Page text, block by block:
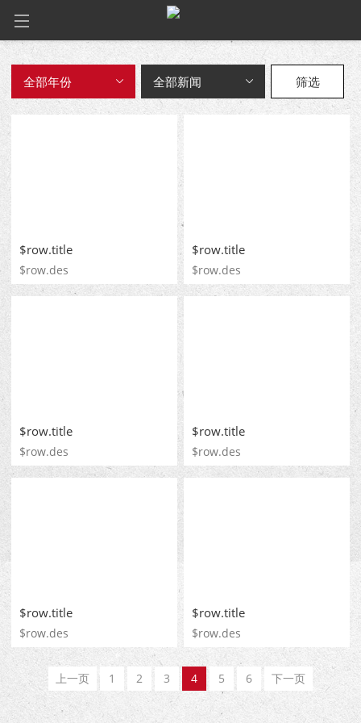
筛选
$row.title
$row.des
$row.title
$row.des
$row.title
$row.des
$row.title
$row.des
$row.title
$row.des
$row.title
$row.des
上一页 1 2 3 4 5 6 下一页